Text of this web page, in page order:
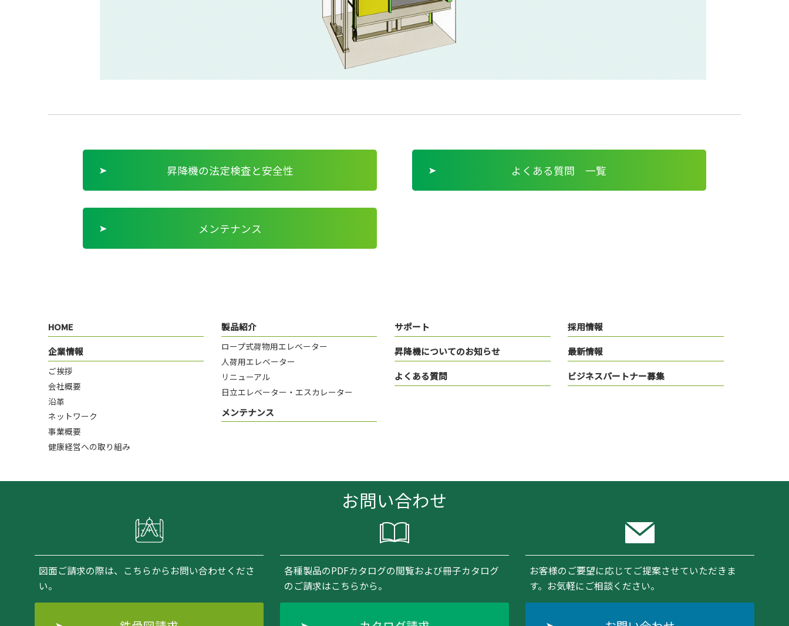
昇降機の法定検査と安全性 よくある質問 一覧
メンテナンス
HOME 製品紹介
ロープ式荷物用エレベーター
人荷用エレベーター
リニューアル
日立エレベーター・エスカレーター
サポート
採用情報
企業情報
ご挨拶
会社概要
沿革
ネットワーク
事業概要
健康経営への取り組み
メンテナンス
昇降機についてのお知らせ
最新情報
よくある質問
ビジネスパートナー募集
お問い合わせ
図面ご請求の際は、こちらからお問い合わせくださ
い。
各種製品のPDFカタログの閲覧および冊子カタログ
のご請求はこちらから。
お客様のご要望に応じてご提案させていただきま
す。お気軽にご相談ください。